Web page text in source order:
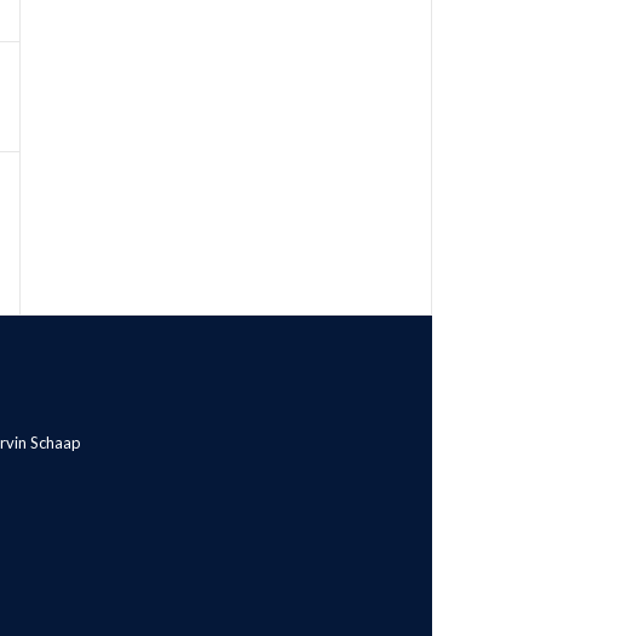
Schaap